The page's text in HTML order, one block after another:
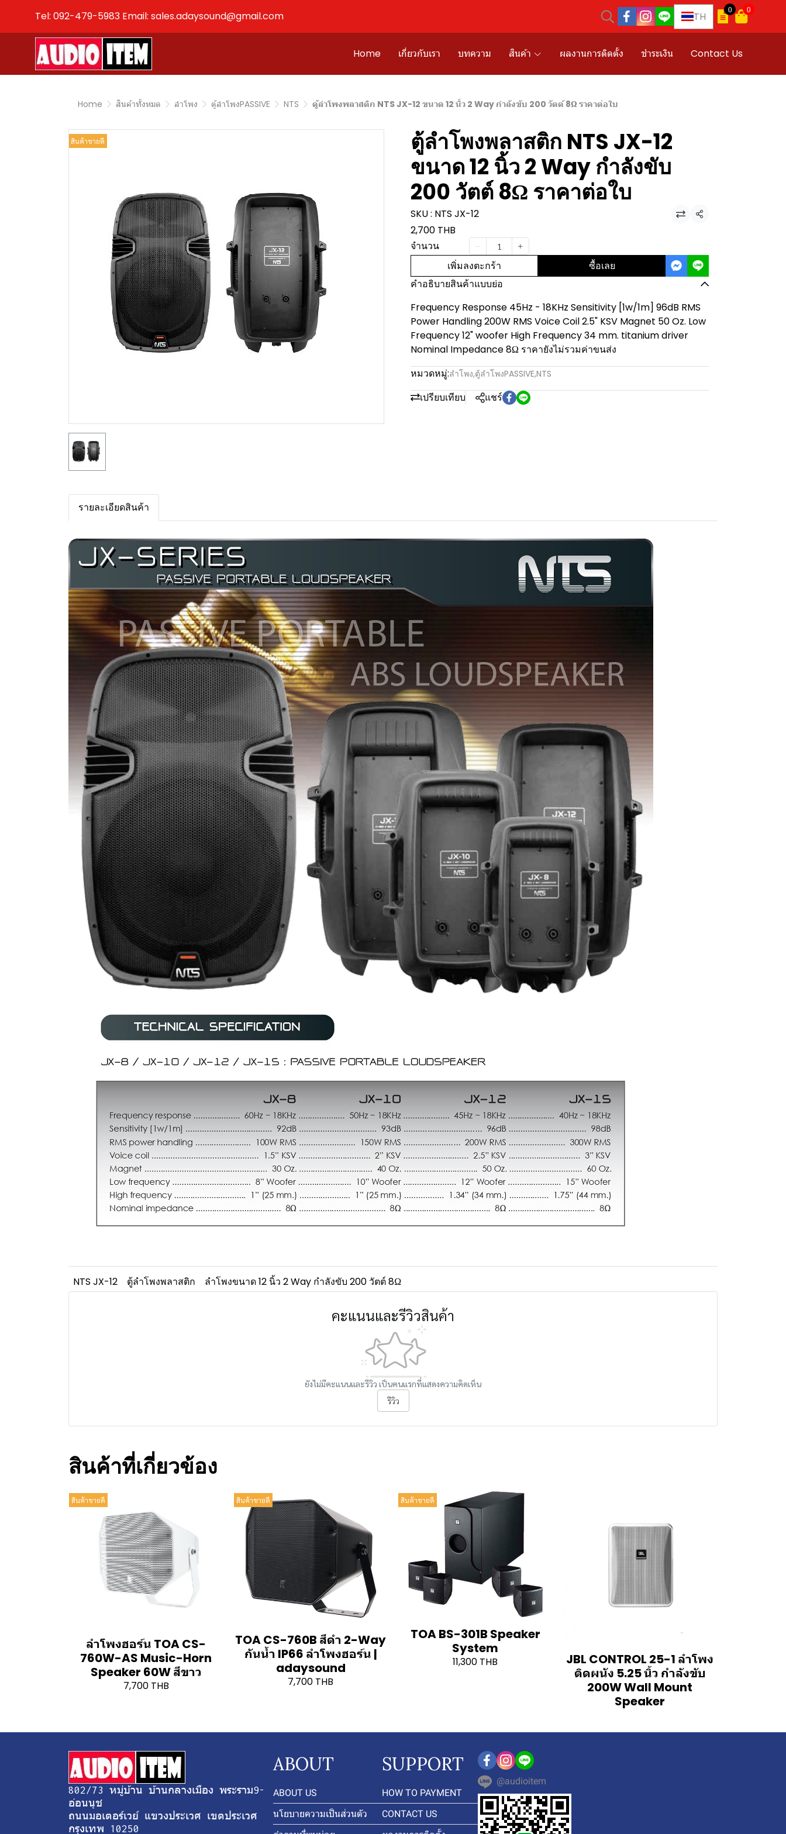
Tel: 092-479-5983 Email: sales.adaysound@gmail.com TH
0 0
Home เกี่ยวกับเรา บทความ สินค้า ผลงานการติดตั้ง ชำระเงิน Contact Us
Home สินค้าทั้งหมด ลำโพง ตู้ลำโพงPASSIVE NTS ตู้ลำโพงพลาสติก NTS JX-12 ขนาด 12 นิ้ว 2 Way กำลังขับ 200 วัตต์ 8Ω ราคาต่อใบ
สินค้าขายดี
ตู้ลำโพงพลาสติก NTS JX-12
ขนาด 12 นิ้ว 2 Way กำลังขับ
200 วัตต์ 8Ω ราคาต่อใบ
SKU : NTS JX-12 แชร์
2,700 THB
จำนวน
เพิ่มลงตะกร้า ซื้อเลย
คำอธิบายสินค้าแบบย่อ
Frequency Response 45Hz - 18KHz Sensitivity [1w/1m] 96dB RMS
Power Handling 200W RMS Voice Coil 2.5" KSV Magnet 50 Oz. Low
Frequency 12" woofer High Frequency 34 mm. titanium driver
Nominal Impedance 8Ω ราคายังไม่รวมค่าขนส่ง
หมวดหมู่:ลำโพง,ตู้ลำโพงPASSIVE,NTS
เปรียบเทียบ แชร์
รายละเอียดสินค้า
NTS JX-12 ตู้ลำโพงพลาสติก ลำโพงขนาด 12 นิ้ว 2 Way กำลังขับ 200 วัตต์ 8Ω
คะแนนและรีวิวสินค้า
ยังไม่มีคะแนนและรีวิว เป็นคนแรกที่แสดงความคิดเห็น
รีวิว
สินค้าที่เกี่ยวข้อง
สินค้าขายดี
ลำโพงฮอร์น TOA CS-
760W-AS Music-Horn
Speaker 60W สีขาว
7,700 THB
สินค้าขายดี
TOA CS-760B สีดำ 2-Way
กันน้ำ IP66 ลำโพงฮอร์น |
adaysound
7,700 THB
สินค้าขายดี
TOA BS-301B Speaker
System
11,300 THB
JBL CONTROL 25-1 ลำโพง
ติดผนัง 5.25 นิ้ว กำลังขับ
200W Wall Mount
Speaker
802/73 หมู่บ้าน บ้านกลางเมือง พระราม9-
อ่อนนุช
ถนนมอเตอร์เวย์ แขวงประเวศ เขตประเวศ
กรุงเทพ 10250
ABOUT
ABOUT US
นโยบายความเป็นส่วนตัว
SUPPORT
HOW TO PAYMENT
CONTACT US
@audioitem